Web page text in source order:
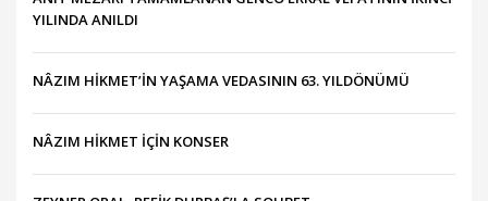
YILINDA ANILDI
NÂZIM HİKMET’İN YAŞAMA VEDASININ 63. YILDÖNÜMÜ
NÂZIM HİKMET İÇİN KONSER